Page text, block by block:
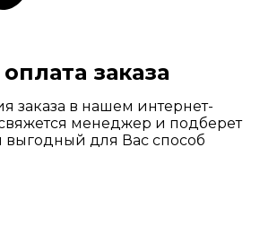
заказа
заказа в нашем интернет-
менеджер и подберет
для Вас способ